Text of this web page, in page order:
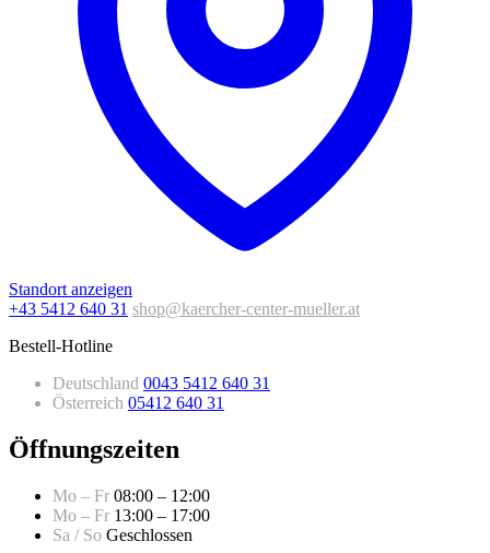
Standort anzeigen
+43 5412 640 31 shop@kaercher-center-mueller.at
Bestell-Hotline
Deutschland 0043 5412 640 31
Österreich 05412 640 31
Öffnungszeiten
Mo – Fr 08:00 – 12:00
Mo – Fr 13:00 – 17:00
Sa / So Geschlossen